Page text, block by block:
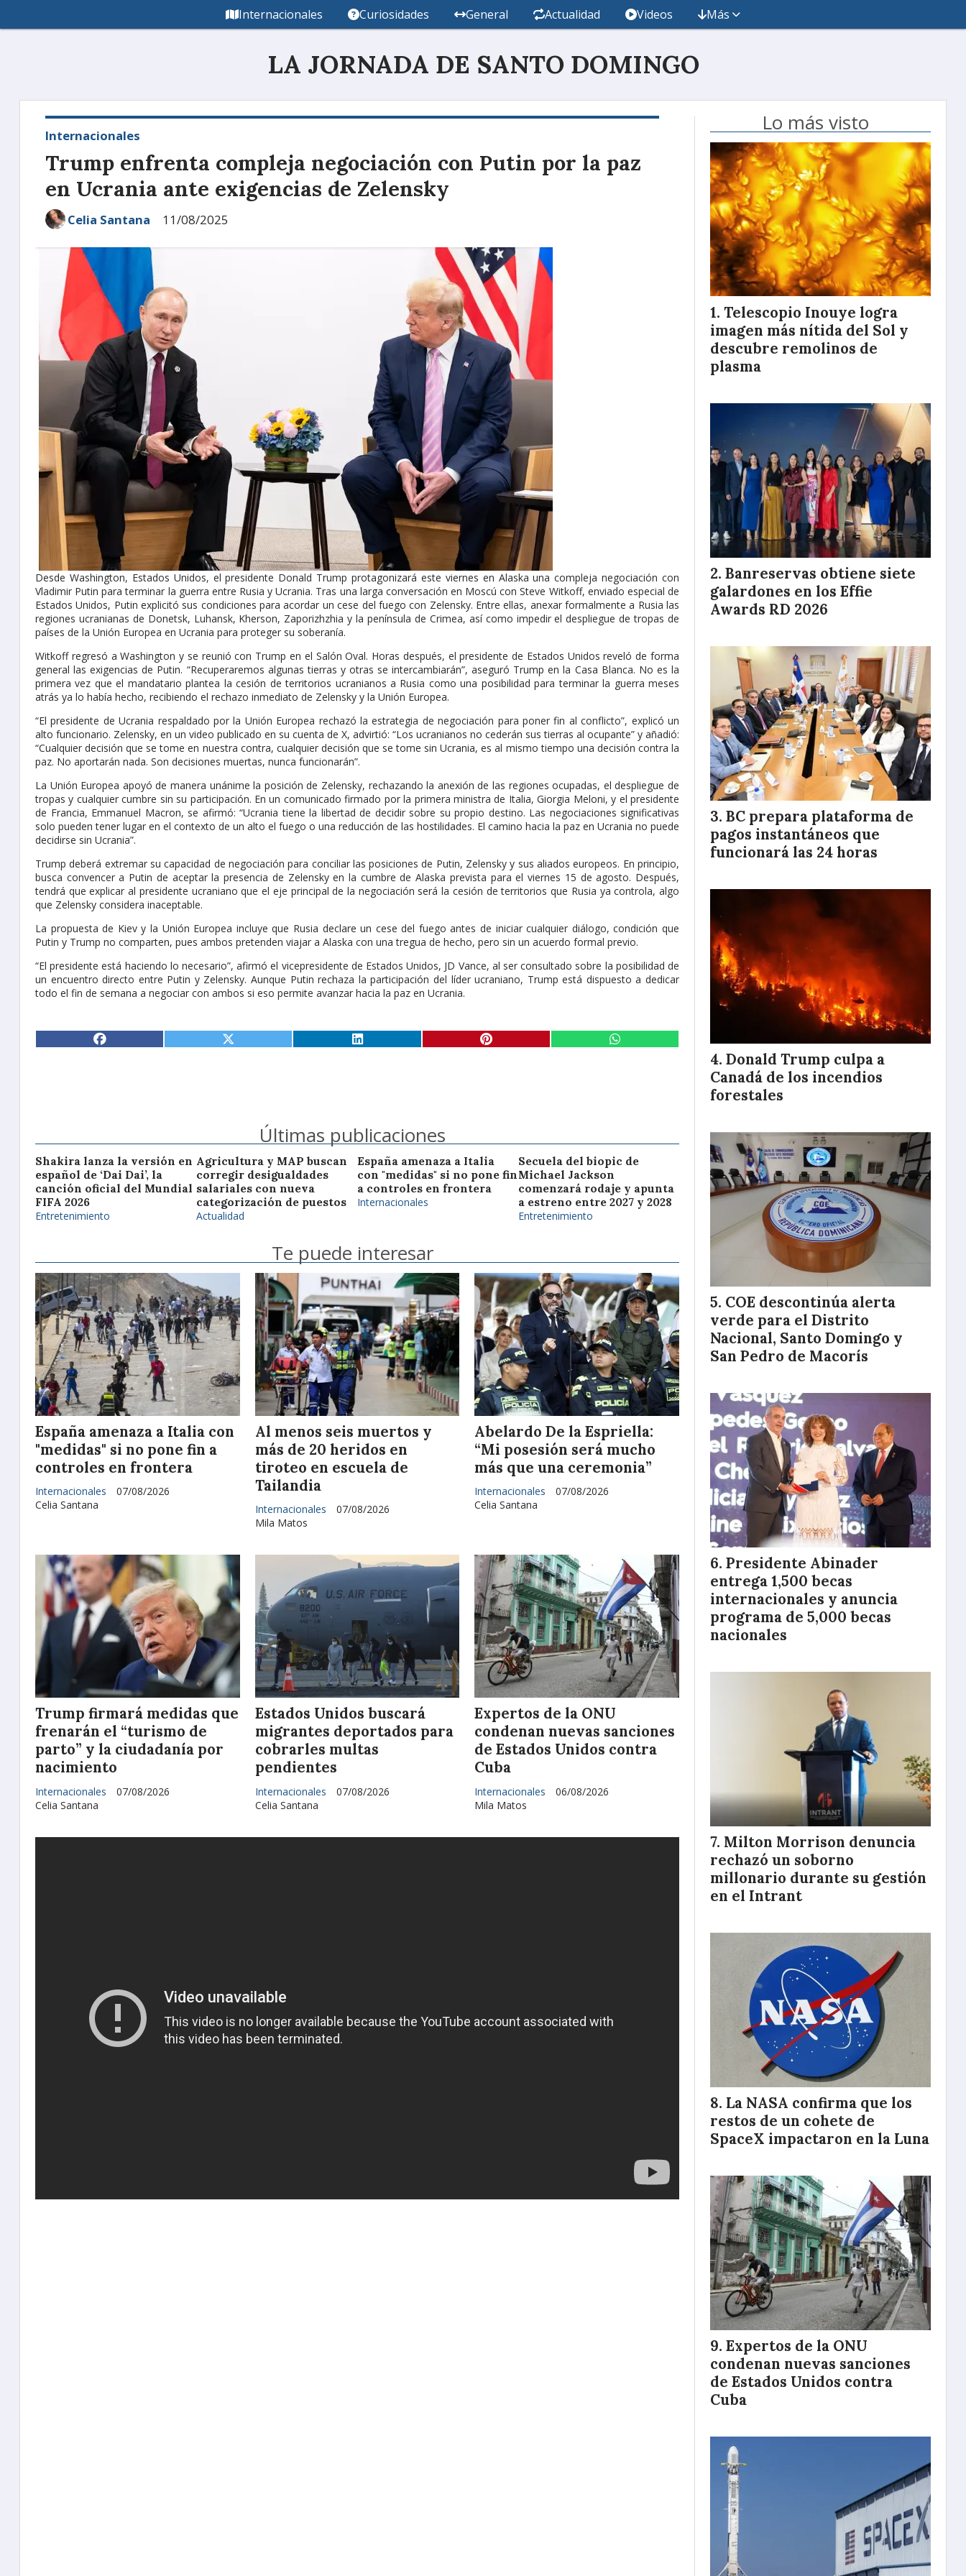
LA JORNADA DE SANTO DOMINGO
Internacionales Curiosidades General Actualidad Videos Más
Trump enfrenta compleja negociación con Putin por la paz
en Ucrania ante exigencias de Zelensky
Internacionales
11/08/2025
Celia Santana
Desde Washington, Estados Unidos, el presidente Donald Trump protagonizará este viernes en Alaska una compleja negociación con
Vladimir Putin para terminar la guerra entre Rusia y Ucrania. Tras una larga conversación en Moscú con Steve Witkoff, enviado especial de
Estados Unidos, Putin explicitó sus condiciones para acordar un cese del fuego con Zelensky. Entre ellas, anexar formalmente a Rusia las
regiones ucranianas de Donetsk, Luhansk, Kherson, Zaporizhzhia y la península de Crimea, así como impedir el despliegue de tropas de
países de la Unión Europea en Ucrania para proteger su soberanía.
Witkoff regresó a Washington y se reunió con Trump en el Salón Oval. Horas después, el presidente de Estados Unidos reveló de forma
general las exigencias de Putin. “Recuperaremos algunas tierras y otras se intercambiarán”, aseguró Trump en la Casa Blanca. No es la
primera vez que el mandatario plantea la cesión de territorios ucranianos a Rusia como una posibilidad para terminar la guerra meses
atrás ya lo había hecho, recibiendo el rechazo inmediato de Zelensky y la Unión Europea.
“El presidente de Ucrania respaldado por la Unión Europea rechazó la estrategia de negociación para poner fin al conflicto”, explicó un
alto funcionario. Zelensky, en un video publicado en su cuenta de X, advirtió: “Los ucranianos no cederán sus tierras al ocupante” y añadió:
“Cualquier decisión que se tome en nuestra contra, cualquier decisión que se tome sin Ucrania, es al mismo tiempo una decisión contra la
paz. No aportarán nada. Son decisiones muertas, nunca funcionarán”.
La Unión Europea apoyó de manera unánime la posición de Zelensky, rechazando la anexión de las regiones ocupadas, el despliegue de
tropas y cualquier cumbre sin su participación. En un comunicado firmado por la primera ministra de Italia, Giorgia Meloni, y el presidente
de Francia, Emmanuel Macron, se afirmó: “Ucrania tiene la libertad de decidir sobre su propio destino. Las negociaciones significativas
solo pueden tener lugar en el contexto de un alto el fuego o una reducción de las hostilidades. El camino hacia la paz en Ucrania no puede
decidirse sin Ucrania”.
Trump deberá extremar su capacidad de negociación para conciliar las posiciones de Putin, Zelensky y sus aliados europeos. En principio,
busca convencer a Putin de aceptar la presencia de Zelensky en la cumbre de Alaska prevista para el viernes 15 de agosto. Después,
tendrá que explicar al presidente ucraniano que el eje principal de la negociación será la cesión de territorios que Rusia ya controla, algo
que Zelensky considera inaceptable.
La propuesta de Kiev y la Unión Europea incluye que Rusia declare un cese del fuego antes de iniciar cualquier diálogo, condición que
Putin y Trump no comparten, pues ambos pretenden viajar a Alaska con una tregua de hecho, pero sin un acuerdo formal previo.
“El presidente está haciendo lo necesario”, afirmó el vicepresidente de Estados Unidos, JD Vance, al ser consultado sobre la posibilidad de
un encuentro directo entre Putin y Zelensky. Aunque Putin rechaza la participación del líder ucraniano, Trump está dispuesto a dedicar
todo el fin de semana a negociar con ambos si eso permite avanzar hacia la paz en Ucrania.
Últimas publicaciones
Shakira lanza la versión en
español de ‘Dai Dai’, la
canción oficial del Mundial
FIFA 2026
Entretenimiento
Agricultura y MAP buscan
corregir desigualdades
salariales con nueva
categorización de puestos
Actualidad
España amenaza a Italia
con "medidas" si no pone fin
a controles en frontera
Internacionales
Secuela del biopic de
Michael Jackson
comenzará rodaje y apunta
a estreno entre 2027 y 2028
Entretenimiento
Te puede interesar
España amenaza a Italia con
"medidas" si no pone fin a
controles en frontera
Celia Santana
Internacionales 07/08/2026
Al menos seis muertos y
más de 20 heridos en
tiroteo en escuela de
Tailandia
Mila Matos
Internacionales 07/08/2026
Abelardo De la Espriella:
“Mi posesión será mucho
más que una ceremonia”
Celia Santana
Internacionales 07/08/2026
Trump firmará medidas que
frenarán el “turismo de
parto” y la ciudadanía por
nacimiento
Celia Santana
Internacionales 07/08/2026
Estados Unidos buscará
migrantes deportados para
cobrarles multas
pendientes
Celia Santana
Internacionales 07/08/2026
Expertos de la ONU
condenan nuevas sanciones
de Estados Unidos contra
Cuba
Mila Matos
Internacionales 06/08/2026
Lo más visto
Telescopio Inouye logra
imagen más nítida del Sol y
descubre remolinos de
plasma
Banreservas obtiene siete
galardones en los Effie
Awards RD 2026
BC prepara plataforma de
pagos instantáneos que
funcionará las 24 horas
Donald Trump culpa a
Canadá de los incendios
forestales
COE descontinúa alerta
verde para el Distrito
Nacional, Santo Domingo y
San Pedro de Macorís
Presidente Abinader
entrega 1,500 becas
internacionales y anuncia
programa de 5,000 becas
nacionales
Milton Morrison denuncia
rechazó un soborno
millonario durante su gestión
en el Intrant
La NASA confirma que los
restos de un cohete de
SpaceX impactaron en la Luna
Expertos de la ONU
condenan nuevas sanciones
de Estados Unidos contra
Cuba